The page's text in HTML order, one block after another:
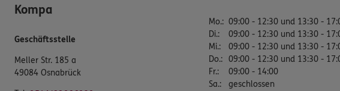
Kompa
Geschäftsstelle
Meller Str. 185 a
49084 Osnabrück
Mo.: 09:00 - 12:30 und 13:30 -
Di.:
09:00 - 12:30 und 13:30 -
Mi.:
09:00 - 12:30 und 13:30 -
Do.: 09:00 - 12:30 und 13:30 -
Fr.:
09:00 - 14:00
Sa.: geschlossen